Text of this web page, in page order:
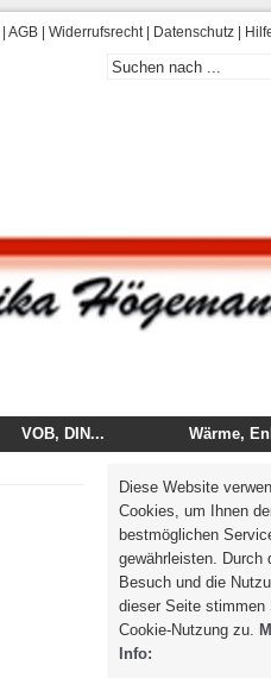
AGB Widerrufsrecht| Datenschutz
VOB, DIN...
Wärme,
Wärme,
Diese Website
Cookies, um Ihnen
bestmöglichen
gewährleisten. Durch
Besuch und die
dieser Seite stimmen
Cookie-Nutzung zu.
Info: